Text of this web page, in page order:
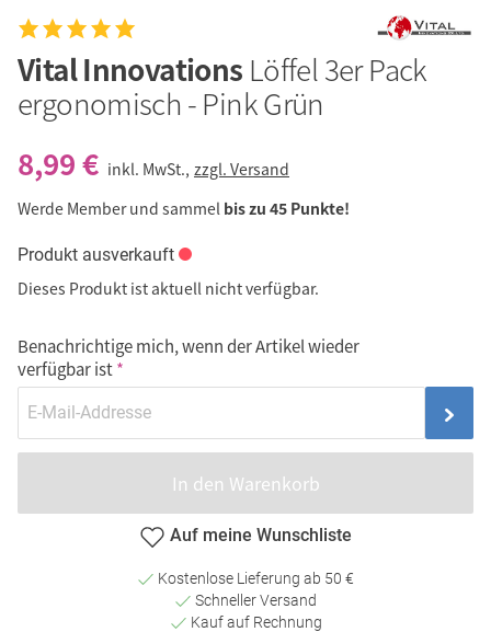
Vital Innovations Löffel 3er Pack
ergonomisch - Pink Grün
8,99 € inkl. MwSt., zzgl. Versand
Werde Member und sammel bis zu 45 Punkte!
Produkt ausverkauft
Dieses Produkt ist aktuell nicht verfügbar.
Benachrichtige mich, wenn der Artikel wieder
verfügbar ist
In den Warenkorb
Auf meine Wunschliste
Kostenlose Lieferung ab 50 €
Schneller Versand
Kauf auf Rechnung